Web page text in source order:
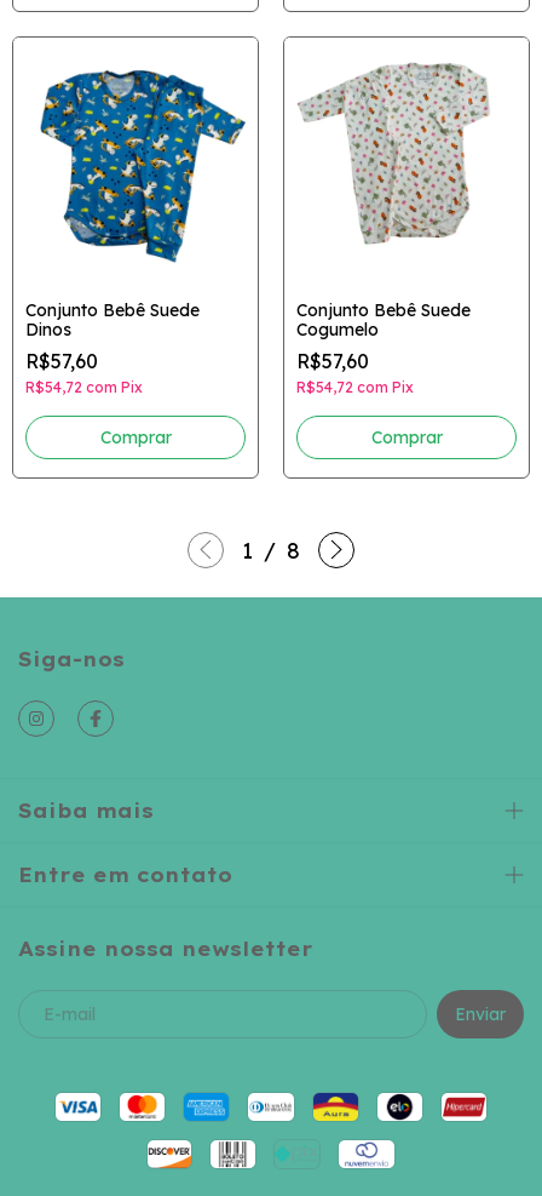
Conjunto Bebê Suede
Dinos
R$57,60
R$54,72 com Pix
Comprar
Conjunto Bebê Suede
Cogumelo
R$57,60
R$54,72 com Pix
Comprar
1 / 8
Siga-nos
Saiba mais
Entre em contato
Assine nossa newsletter